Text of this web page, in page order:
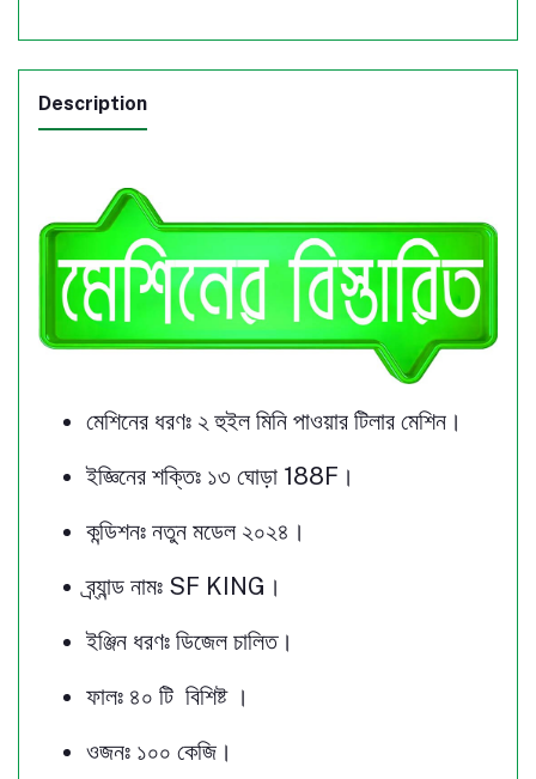
Description
মেশিনের ধরণঃ ২ হুইল মিনি পাওয়ার টিলার মেশিন।
ইজ্ঞিনের শক্তিঃ ১৩ ঘোড়া 188F।
কন্ডিশনঃ নতুন মডেল ২০২৪।
ব্র্যান্ড নামঃ SF KING।
ইঞ্জিন ধরণঃ ডিজেল চালিত।
ফালঃ ৪০ টি বিশিষ্ট ।
ওজনঃ ১০০ কেজি।